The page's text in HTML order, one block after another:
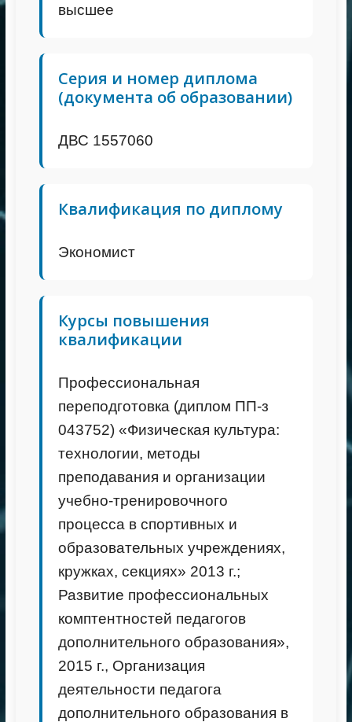
высшее
Серия и номер диплома
(документа об образовании)
ДВС 1557060
Квалификация по диплому
Экономист
Курсы повышения
квалификации
Профессиональная
переподготовка (диплом ПП-з
043752) «Физическая культура:
технологии, методы
преподавания и организации
учебно-тренировочного
процесса в спортивных и
образовательных учреждениях,
кружках, секциях» 2013 г.;
Развитие профессиональных
комптентностей педагогов
дополнительного образования»,
2015 г., Организация
деятельности педагога
дополнительного образования в